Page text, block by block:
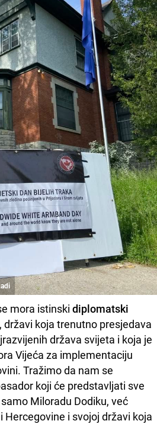
mora istinski diplomatski
državi koja trenutno presjedava
država svijeta i koja je
Vijeća za implementaciju
Tražimo da nam se
koji će predstavljati sve
Miloradu Dodiku, već
Hercegovine i svojoj državi koja